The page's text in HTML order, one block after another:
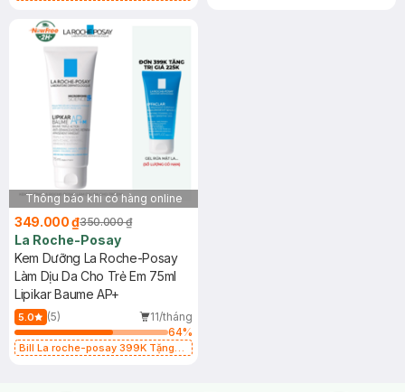
phẩm trị giá 100k (SL có hạn)
Thông báo khi có hàng online
349.000 ₫350.000 ₫
La Roche-Posay
Kem Dưỡng La Roche-Posay
Làm Dịu Da Cho Trẻ Em 75ml
Lipikar Baume AP+
5.0 (5)
11/tháng
64%
Bill La roche-posay 399K Tặng